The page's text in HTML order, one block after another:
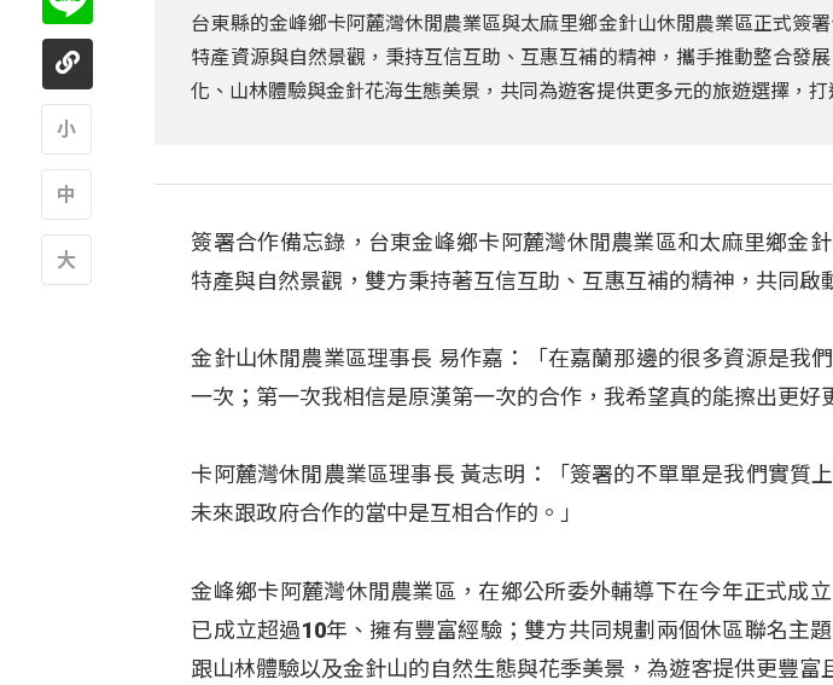
台東縣的金峰鄉卡阿麓灣休閒農業區與太麻里鄉金針山休閒農業區正式簽
特產資源與自然景觀，秉持互信互助、互惠互補的精神，攜手推動整合發
化、山林體驗與金針花海生態美景，共同為遊客提供更多元的旅遊選擇，打
簽署合作備忘錄，台東金峰鄉卡阿麓灣休閒農業區和太麻里鄉金
特產與自然景觀，雙方秉持著互信互助、互惠互補的精神，共同啟
金針山休閒農業區理事長 易作嘉：「在嘉蘭那邊的很多資源是我
一次；第一次我相信是原漢第一次的合作，我希望真的能擦出更好
卡阿麓灣休閒農業區理事長 黃志明：「簽署的不單單是我們實質
未來跟政府合作的當中是互相合作的。」
金峰鄉卡阿麓灣休閒農業區，在鄉公所委外輔導下在今年正式成
已成立超過10年、擁有豐富經驗；雙方共同規劃兩個休區聯名主
跟山林體驗以及金針山的自然生態與花季美景，為遊客提供更豐富